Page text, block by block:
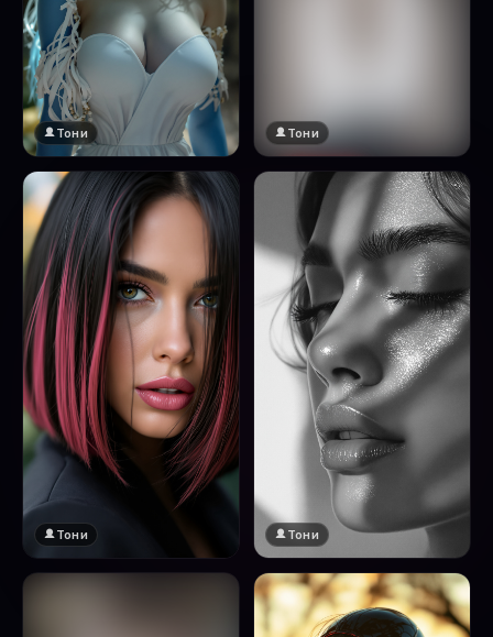
Тони
🔞 18+
Натисни за преглед
Тони
Тони Тони